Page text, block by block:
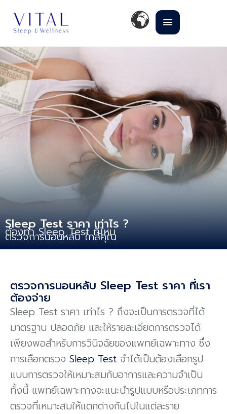
Sleep Test ราคา เท่าไร ?
ต้องทำ Sleep Test ที่ไหน
ตรวจการนอนหลับ ใกล้คุณ
ตรวจการนอนหลับ Sleep Test ราคา ที่เรา
ต้องจ่าย
Sleep Test ราคา เท่าไร ? ถึงจะเป็นการตรวจที่ได้
มาตรฐาน ปลอดภัย และให้รายละเอียดการตรวจได้
เพียงพอสำหรับการวินิจฉัยของแพทย์เฉพาะทาง ซึ่ง
การเลือกตรวจ Sleep Test จำได้เป็นต้องเลือกรูป
แบบการตรวจให้เหมาะสมกับอาการและความจำเป็น
ทั้งนี้ แพทย์เฉพาะทางจะแนะนำรูปแบบหรือประเภทการ
ตรวจที่เหมาะสมให้แตกต่างกันไปในแต่ละราย